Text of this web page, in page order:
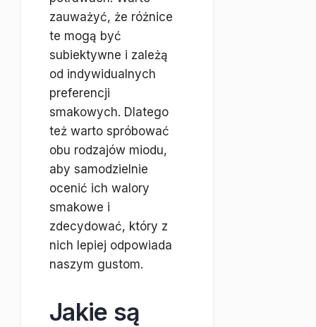
zauważyć, że różnice
te mogą być
subiektywne i zależą
od indywidualnych
preferencji
smakowych. Dlatego
też warto spróbować
obu rodzajów miodu,
aby samodzielnie
ocenić ich walory
smakowe i
zdecydować, który z
nich lepiej odpowiada
naszym gustom.
Jakie są